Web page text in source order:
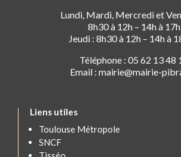
Lundi, Mardi, Mercredi et
8h30 à 12h – 14h à 17h
Jeudi : 8h30 à 12h – 14h à
Téléphone : 05 62 13 48
Email : mairie@mairie-
Liens utiles
Toulouse Métropole
SNCF